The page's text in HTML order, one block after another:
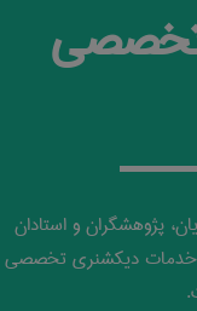
تخصصی
پژوهشگران و استادان
خدمات دیکشنری تخصصی